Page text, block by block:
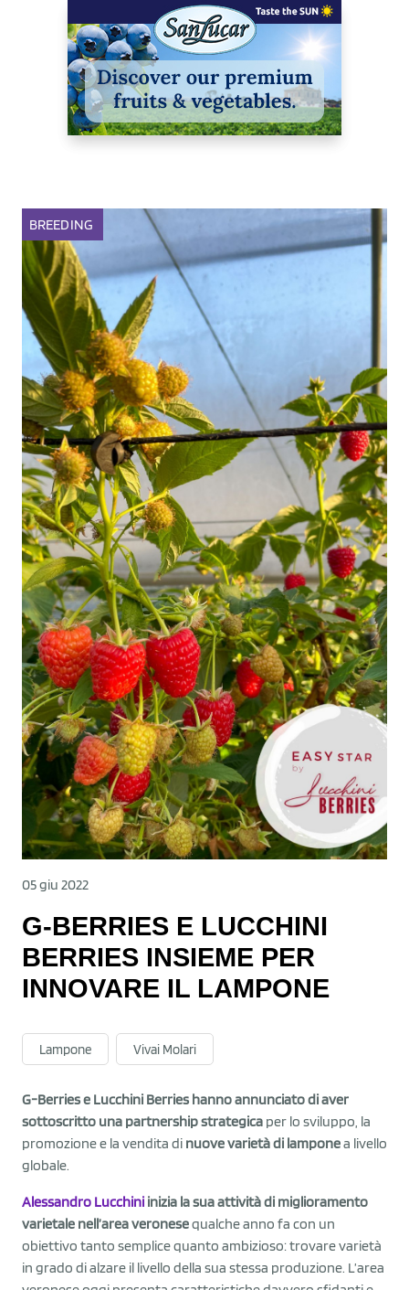
BREEDING
05 giu 2022
G-BERRIES E LUCCHINI
BERRIES INSIEME PER
INNOVARE IL LAMPONE
Lampone Vivai Molari
G-Berries e Lucchini Berries hanno annunciato di aver
sottoscritto una partnership strategica per lo sviluppo, la
promozione e la vendita di nuove varietà di lamponea livello
globale.
Alessandro Lucchini inizia la sua attività di miglioramento
varietale nell’area veronesequalche anno fa con un
obiettivo tanto semplice quanto ambizioso: trovare varietà
in grado di alzare il livello della sua stessa produzione. L’area